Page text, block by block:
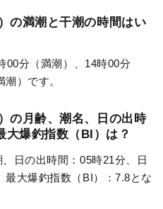
の満潮と干潮の時間はい
00分（満潮）、14時00分
潮）です。
の月齢、潮名、日の出時
大爆釣指数（BI）は？
日の出時間：05時21分、日
最大爆釣指数（BI）：7.8とな